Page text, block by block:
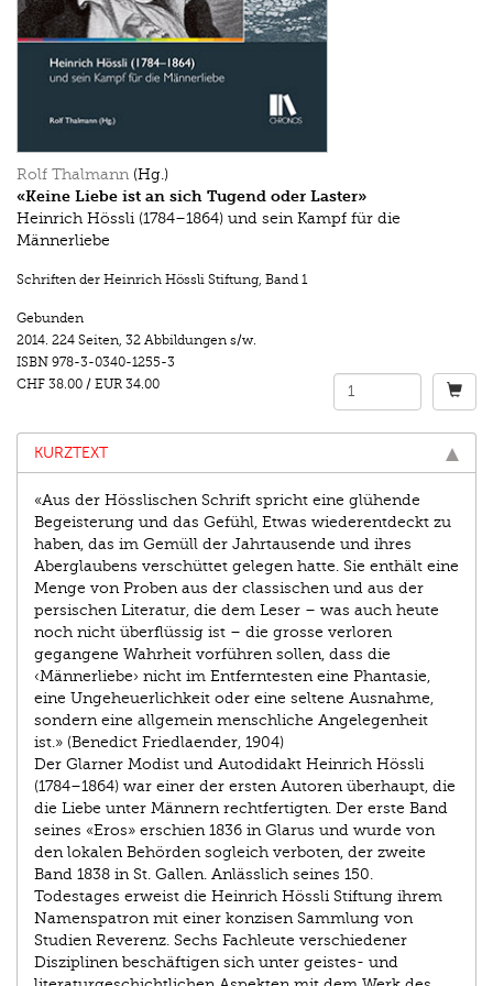
Rolf Thalmann (Hg.)
«Keine Liebe ist an sich Tugend oder Laster»
Heinrich Hössli (1784–1864) und sein Kampf für die
Männerliebe
Schriften der Heinrich Hössli Stiftung, Band 1
Gebunden
2014. 224 Seiten, 32 Abbildungen s/w.
ISBN 978-3-0340-1255-3
CHF 38.00 / EUR 34.00
KURZTEXT
«Aus der Hösslischen Schrift spricht eine glühende
Begeisterung und das Gefühl, Etwas wiederentdeckt zu
haben, das im Gemüll der Jahrtausende und ihres
Aberglaubens verschüttet gelegen hatte. Sie enthält eine
Menge von Proben aus der classischen und aus der
persischen Literatur, die dem Leser – was auch heute
noch nicht überflüssig ist – die grosse verloren
gegangene Wahrheit vorführen sollen, dass die
‹Männerliebe› nicht im Entferntesten eine Phantasie,
eine Ungeheuerlichkeit oder eine seltene Ausnahme,
sondern eine allgemein menschliche Angelegenheit
ist.» (Benedict Friedlaender, 1904)
Der Glarner Modist und Autodidakt Heinrich Hössli
(1784–1864) war einer der ersten Autoren überhaupt, die
die Liebe unter Männern rechtfertigten. Der erste Band
seines «Eros» erschien 1836 in Glarus und wurde von
den lokalen Behörden sogleich verboten, der zweite
Band 1838 in St. Gallen. Anlässlich seines 150.
Todestages erweist die Heinrich Hössli Stiftung ihrem
Namenspatron mit einer konzisen Sammlung von
Studien Reverenz. Sechs Fachleute verschiedener
Disziplinen beschäftigen sich unter geistes- und